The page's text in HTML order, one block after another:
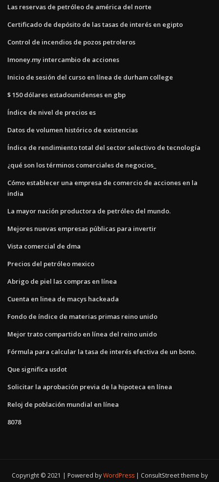
Las reservas de petróleo de américa del norte
Certificado de depósito de las tasas de interés en egipto
Control de incendios de pozos petroleros
Imoney.my intercambio de acciones
Inicio de sesión del curso en línea de durham college
$ 150 dólares estadounidenses en gbp
Índice de nivel de precios es
Datos de volumen histórico de existencias
Índice de rendimiento total del sector selectivo de tecnología
¿qué son los términos comerciales de negocios_
Cómo establecer una empresa de comercio de acciones en la
india
La mayor nación productora de petróleo del mundo.
Mejores nuevas empresas públicas para invertir
Vista comercial de dma
Precios del petróleo mexico
Abrigo de piel las compras en línea
Cuenta en linea de macys hackeada
Fondo de índice de materias primas reino unido
Mejor trato compartido en línea del reino unido
Fórmula para calcular la tasa de interés efectiva de un bono.
Que significa usdot
Solicitar la aprobación previa de la hipoteca en línea
Reloj de población mundial en línea
8078
Copyright © 2021 | Powered byWordPress
ConsultStreet theme by